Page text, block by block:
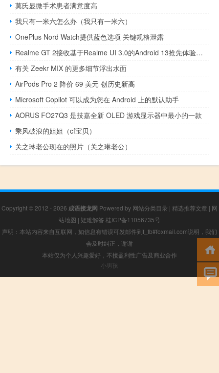
莫氏显微手术患者满意度高
我只有一米六怎么办（我只有一米六）
OnePlus Nord Watch提供蓝色选项 关键规格泄露
Realme GT 2接收基于Realme UI 3.0的Android 13抢先体验更新
有关 Zeekr MIX 的更多细节浮出水面
AirPods Pro 2 降价 69 美元 创历史新高
Microsoft Copilot 可以成为您在 Android 上的默认助手
AORUS FO27Q3 是技嘉全新 OLED 游戏显示器中最小的一款
乘风破浪的姐姐（cf宝贝）
关之琳老公现在的照片（关之琳老公）
Copyright © 2012 - 2026 成语接龙网 Powered by 网站分类目录 | 精选推荐文章 | 网
站地图 | 疑难解答 桂ICP备11056735号
声明：本站内容来自互联网，如信息有错误可发邮件到f_fb#foxmail.com说明，我们
会及时纠正，谢谢
本站仅为个人兴趣爱好，不接盈利性广告及商业合作
小男孩